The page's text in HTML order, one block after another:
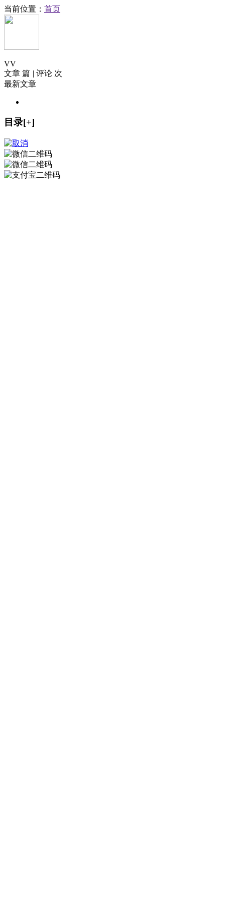
当前位置： 首页
VV
文章 篇 | 评论 次
最新文章
目录[+]